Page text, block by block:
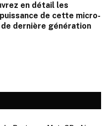
en détail les
de cette micro-
dernière génération